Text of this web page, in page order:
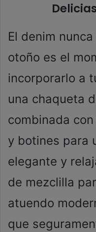
El denim
otoño es el
incorporarlo a
una chaqueta
combinada
y botines para
elegante y
de mezclilla
atuendo
que